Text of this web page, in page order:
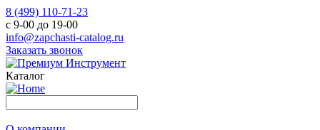
8 (499) 110-71-23
с 9-00 до 19-00
info@zapchasti-catalog.ru
Заказать звонок
Каталог